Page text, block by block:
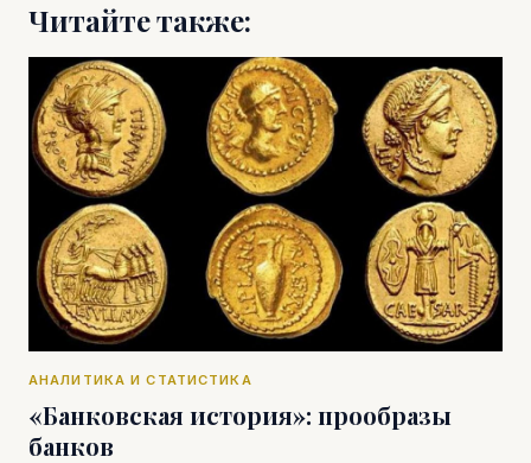
Читайте также:
АНАЛИТИКА И СТАТИСТИКА
«Банковская история»: прообразы
банков